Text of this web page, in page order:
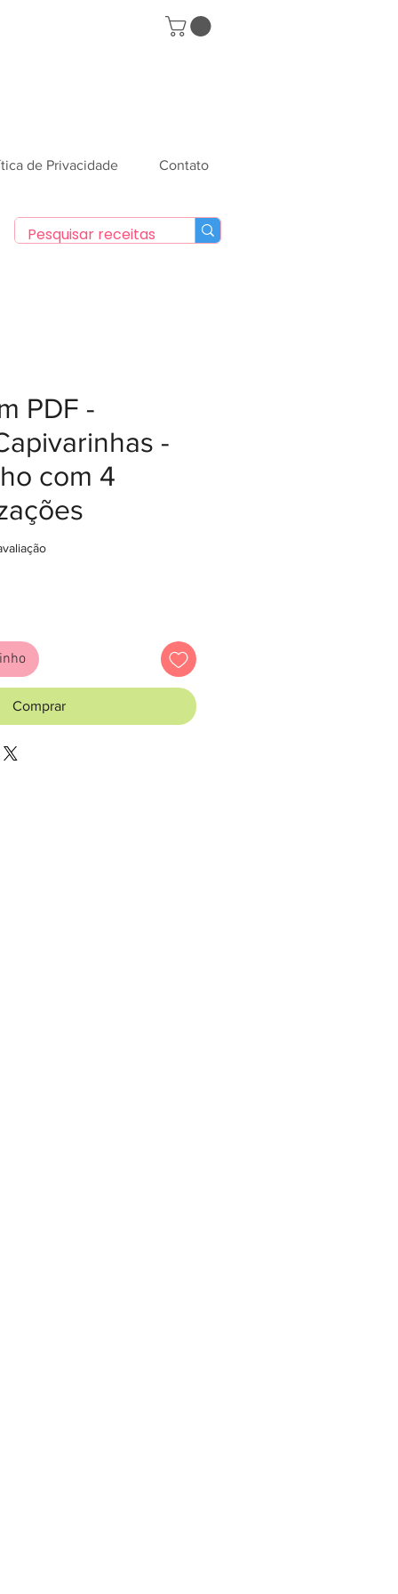
de Privacidade Contato
PDF -
-
com 4
de 5 estrelas com base em 1 avaliação
Comprar